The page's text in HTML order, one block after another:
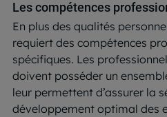
Les compétences
En plus des qualités
requiert des compétences
spécifiques. Les
doivent posséder un
leur permettent d’assurer la
développement optimal des